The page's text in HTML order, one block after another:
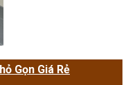
Gọn Giá Rẻ